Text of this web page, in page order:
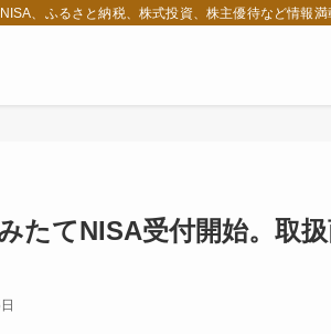
、ふるさと納税、株式投資、株主優待など情報満
たてNISA受付開始。取